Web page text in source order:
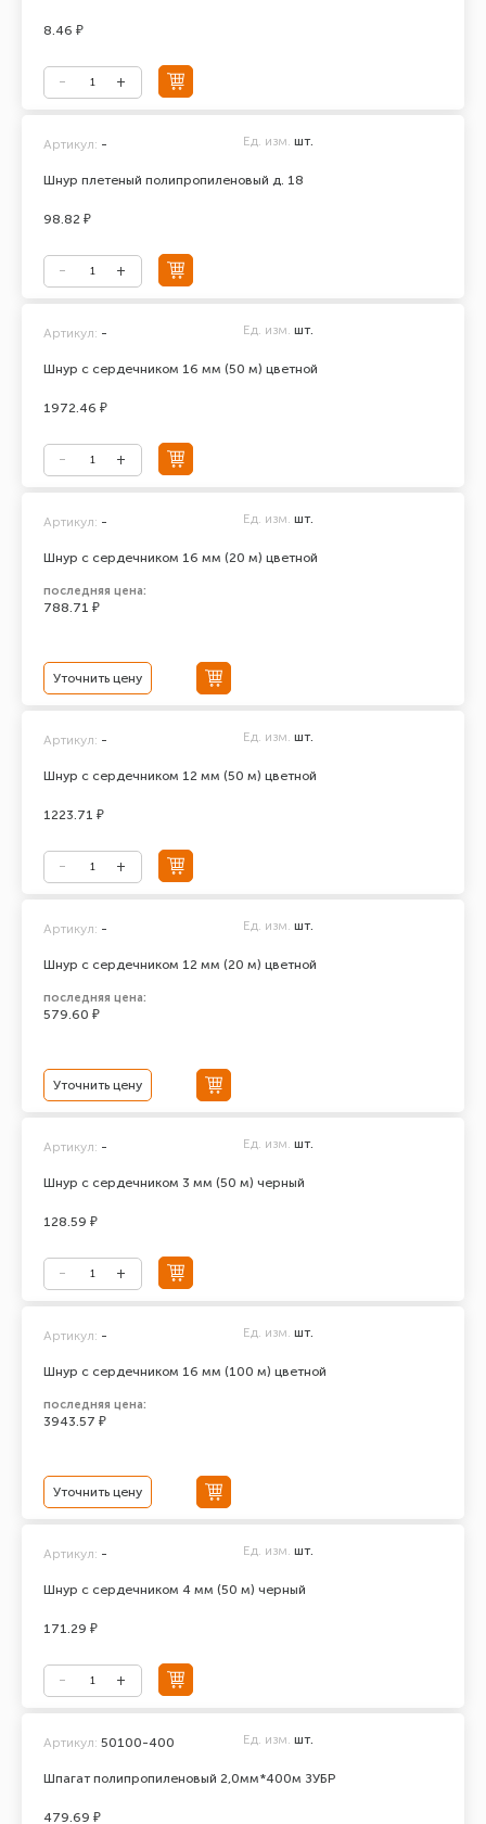
8.46 ₽
Шнур плетеный полипропиленовый д. 18
Артикул: - Ед. изм. шт.
98.82 ₽
Шнур с сердечником 16 мм (50 м) цветной
Артикул: - Ед. изм. шт.
1972.46 ₽
Шнур с сердечником 16 мм (20 м) цветной
Артикул: - Ед. изм. шт.
последняя цена:
788.71 ₽
Уточнить цену
Шнур с сердечником 12 мм (50 м) цветной
Артикул: - Ед. изм. шт.
1223.71 ₽
Шнур с сердечником 12 мм (20 м) цветной
Артикул: - Ед. изм. шт.
последняя цена:
579.60 ₽
Уточнить цену
Шнур с сердечником 3 мм (50 м) черный
Артикул: - Ед. изм. шт.
128.59 ₽
Шнур с сердечником 16 мм (100 м) цветной
Артикул: - Ед. изм. шт.
последняя цена:
3943.57 ₽
Уточнить цену
Шнур с сердечником 4 мм (50 м) черный
Артикул: - Ед. изм. шт.
171.29 ₽
Шпагат полипропиленовый 2,0мм*400м ЗУБР
Артикул: 50100-400 Ед. изм. шт.
479.69 ₽